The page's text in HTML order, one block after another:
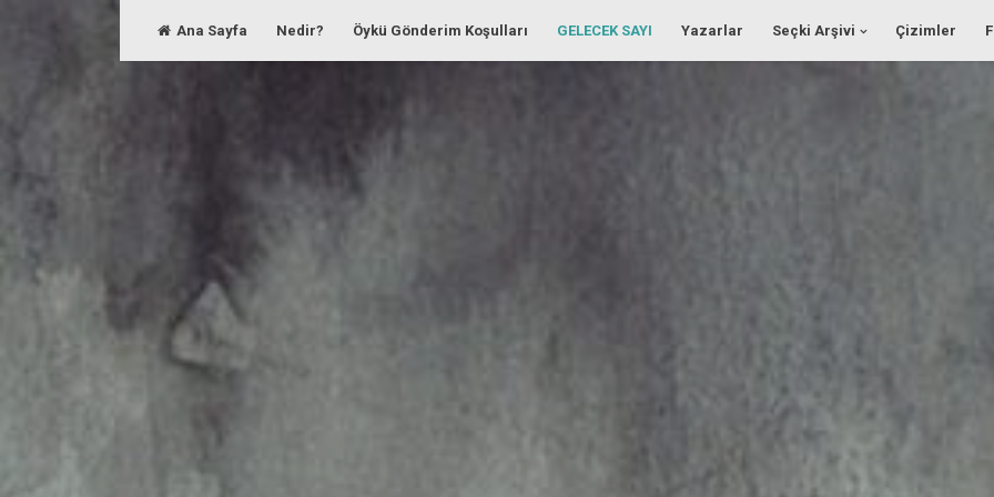
Ana Sayfa Nedir? Öykü Gönderim Koşulları GELECEK SAYI Yazarlar Seçki Arşivi Çizimler